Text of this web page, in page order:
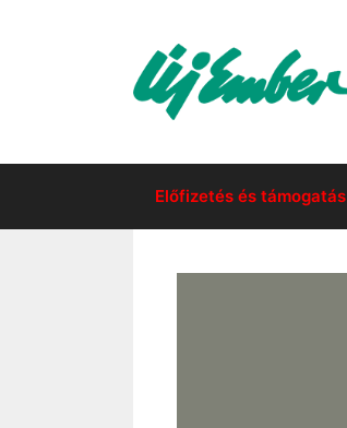
Előfizetés és támogatás